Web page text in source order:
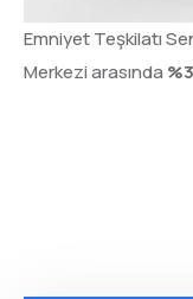
Emniyet Teşkilatı
Merkezi arasında